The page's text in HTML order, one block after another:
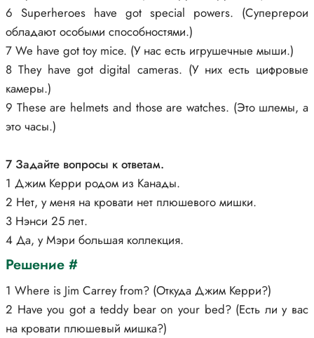
6 Superheroes have got special powers. (Супергерои
обладают особыми способностями.)
7 We have got toy mice. (У нас есть игрушечные мыши.)
8 They have got digital cameras. (У них есть цифровые
камеры.)
9 These are helmets and those are watches. (Это шлемы, а
это часы.)
7 Задайте вопросы к ответам.
1 Джим Керри родом из Канады.
2 Нет, у меня на кровати нет плюшевого мишки.
3 Нэнси 25 лет.
4 Да, у Мэри большая коллекция.
Решение #
1 Where is Jim Carrey from? (Откуда Джим Керри?)
2 Have you got a teddy bear on your bed? (Есть ли у вас
на кровати плюшевый мишка?)